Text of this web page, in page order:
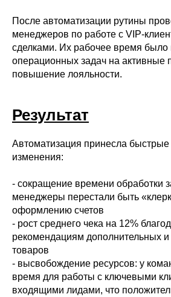
После автоматизации рутины
менеджеров по работе с VIP-
сделками. Их рабочее время было
операционных задач на активные
повышение лояльности.
Результат
Автоматизация принесла
изменения:
- сокращение времени обработки
менеджеры перестали быть
оформлению счетов
- рост среднего чека на 12%
рекомендациям дополнительных
товаров
- высвобождение ресурсов: у
время для работы с ключевыми
входящими лидами, что